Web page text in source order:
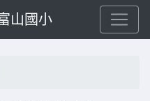
山國小